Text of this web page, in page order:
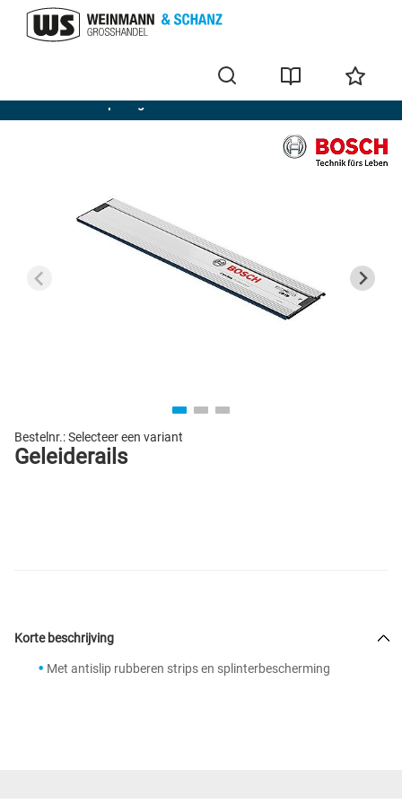
Draadloze dompelzagen
Bestelnr.:Selecteer een variant
Geleiderails
Korte beschrijving
Met antislip rubberen strips en splinterbescherming